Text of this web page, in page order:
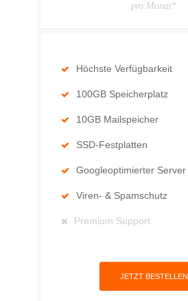
pro Monat*
Höchste Verfügbarkeit
100GB Speicherplatz
10GB Mailspeicher
SSD-Festplatten
Googleoptimierter Server
Viren- & Spamschutz
Premium Support
JETZT BESTELLEN